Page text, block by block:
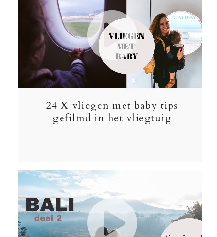
24 X vliegen met baby tips
gefilmd in het vliegtuig